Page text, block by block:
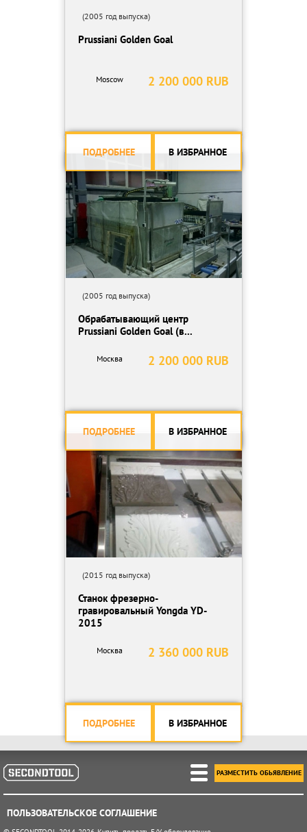
(2005 год выпуска)
Prussiani Golden Goal
2 200 000 RUB
Moscow
ПОДРОБНЕЕ В ИЗБРАННОЕ
(2005 год выпуска)
Обрабатывающий центр
Prussiani Golden Goal (в...
2 200 000 RUB
Москва
ПОДРОБНЕЕ В ИЗБРАННОЕ
(2015 год выпуска)
Станок фрезерно-
гравировальный Yongda YD-
2015
2 360 000 RUB
Москва
ПОДРОБНЕЕ В ИЗБРАННОЕ
ПОЛЬЗОВАТЕЛЬСКОЕ СОГЛАШЕНИЕ
РАЗМЕСТИТЬ ОБЬЯВЛЕНИЕ